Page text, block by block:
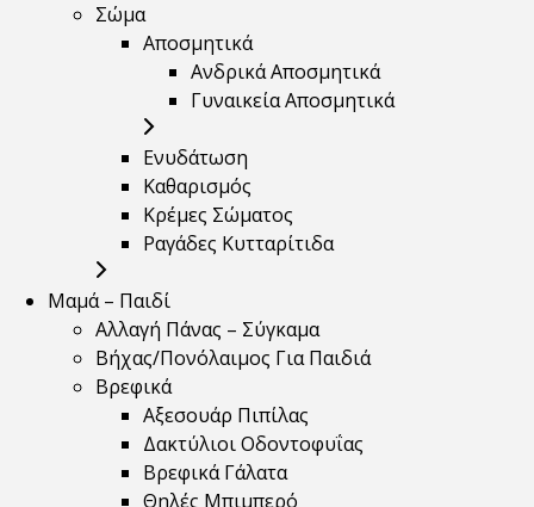
Σώμα
Αποσμητικά
Ανδρικά Αποσμητικά
Γυναικεία Αποσμητικά
Ενυδάτωση
Καθαρισμός
Κρέμες Σώματος
Ραγάδες Κυτταρίτιδα
Μαμά – Παιδί
Αλλαγή Πάνας – Σύγκαμα
Βήχας/Πονόλαιμος Για Παιδιά
Βρεφικά
Αξεσουάρ Πιπίλας
Δακτύλιοι Οδοντοφυΐας
Βρεφικά Γάλατα
Θηλές Μπιμπερό